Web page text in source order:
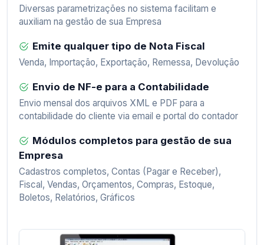
Diversas parametrizações no sistema facilitam e
auxiliam na gestão de sua Empresa
Emite qualquer tipo de Nota Fiscal
Venda, Importação, Exportação, Remessa, Devolução
Envio de NF-e para a Contabilidade
Envio mensal dos arquivos XML e PDF para a
contabilidade do cliente via email e portal do contador
Módulos completos para gestão de sua
Empresa
Cadastros completos, Contas (Pagar e Receber),
Fiscal, Vendas, Orçamentos, Compras, Estoque,
Boletos, Relatórios, Gráficos